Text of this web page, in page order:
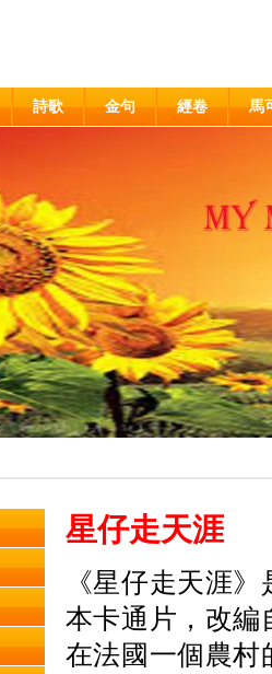
詩歌 金句 經卷 馬
星仔走天涯
《星仔走天涯
本卡通片，改編
在法國一個農村